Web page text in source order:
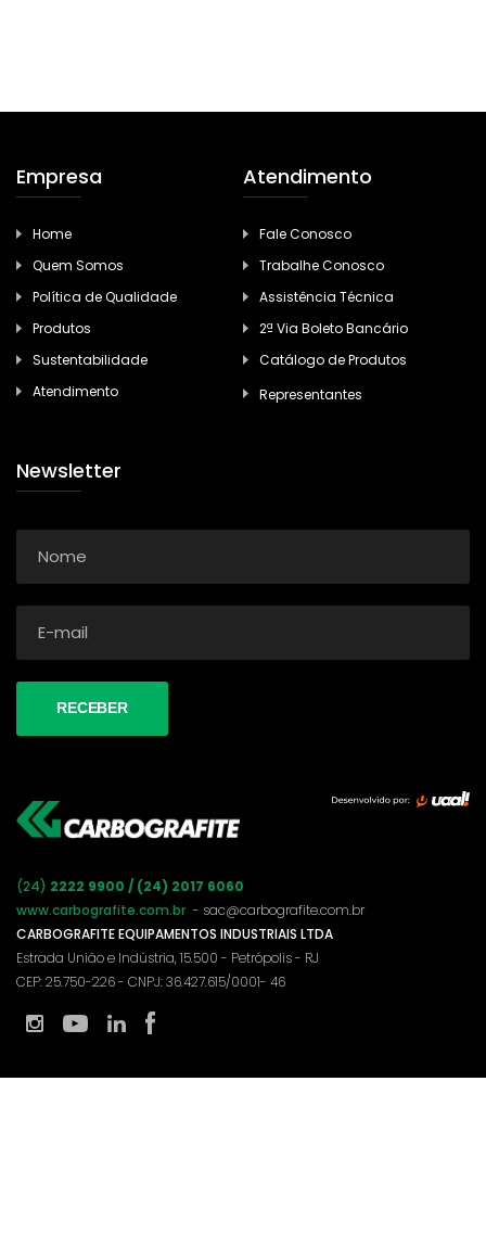
Empresa
Home
Quem Somos
Política de Qualidade
Produtos
Sustentabilidade
Atendimento
Atendimento
Fale Conosco
Trabalhe Conosco
Assistência Técnica
2ª Via Boleto Bancário
Catálogo de Produtos
Representantes
Newsletter
(24) 2222 9900 / (24) 2017 6060
www.carbografite.com.br - sac@carbografite.com.br
CARBOGRAFITE EQUIPAMENTOS INDUSTRIAIS LTDA
Estrada União e Indústria, 15.500 - Petrópolis - RJ
CEP: 25.750-226 - CNPJ: 36.427.615/0001- 46